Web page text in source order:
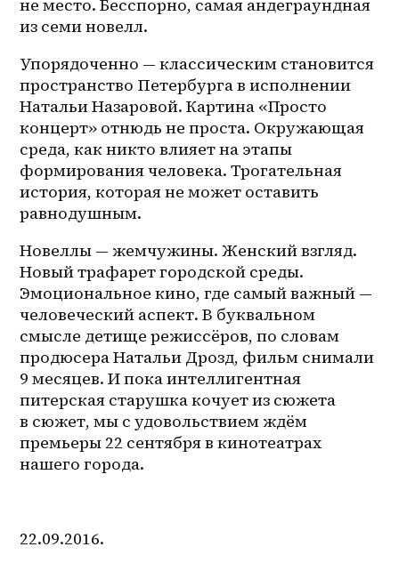
не место. Бесспорно, самая андеграундная
из семи новелл.
Упорядоченно — классическим становится
пространство Петербурга в исполнении
Натальи Назаровой. Картина «Просто
концерт» отнюдь не проста. Окружающая
среда, как никто влияет на этапы
формирования человека. Трогательная
история, которая не может оставить
равнодушным.
Новеллы — жемчужины. Женский взгляд.
Новый трафарет городской среды.
Эмоциональное кино, где самый важный —
человеческий аспект. В буквальном
смысле детище режиссёров, по словам
продюсера Натальи Дрозд, фильм снимали
9 месяцев. И пока интеллигентная
питерская старушка кочует из сюжета
в сюжет, мы с удовольствием ждём
премьеры 22 сентября в кинотеатрах
нашего города.
22.09.2016.